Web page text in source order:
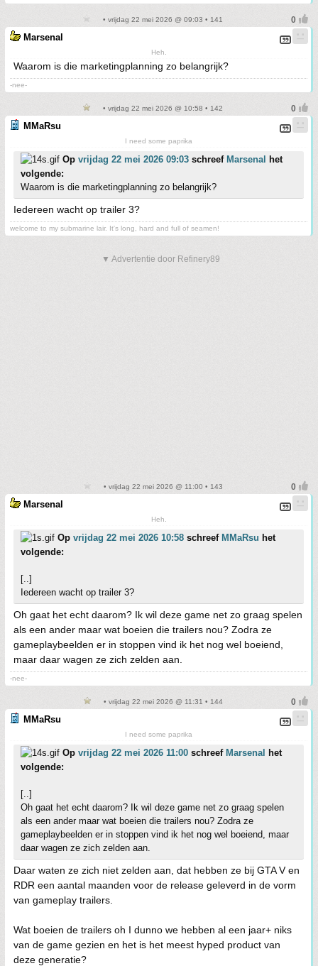
• vrijdag 22 mei 2026 @ 09:03 • 141
Marsenal
Heh.
Waarom is die marketingplanning zo belangrijk?
-nee-
• vrijdag 22 mei 2026 @ 10:58 • 142
MMaRsu
I need some paprika
Op vrijdag 22 mei 2026 09:03 schreef Marsenal
het
volgende:
Waarom is die marketingplanning zo belangrijk?
Iedereen wacht op trailer 3?
welcome to my submarine lair. It's long, hard and full of seamen!
▼ Advertentie door Refinery89
• vrijdag 22 mei 2026 @ 11:00 • 143
Marsenal
Heh.
Op vrijdag 22 mei 2026 10:58 schreef MMaRsu het
volgende:
[..]
Iedereen wacht op trailer 3?
Oh gaat het echt daarom? Ik wil deze game net zo graag spelen
als een ander maar wat boeien die trailers nou? Zodra ze
gameplaybeelden er in stoppen vind ik het nog wel boeiend,
maar daar wagen ze zich zelden aan.
-nee-
• vrijdag 22 mei 2026 @ 11:31 • 144
MMaRsu
I need some paprika
Op vrijdag 22 mei 2026 11:00 schreef Marsenal
het
volgende:
[..]
Oh gaat het echt daarom? Ik wil deze game net zo graag spelen
als een ander maar wat boeien die trailers nou? Zodra ze
gameplaybeelden er in stoppen vind ik het nog wel boeiend, maar
daar wagen ze zich zelden aan.
Daar waten ze zich niet zelden aan, dat hebben ze bij GTA V en
RDR een aantal maanden voor de release geleverd in de vorm
van gameplay trailers.
Wat boeien de trailers oh I dunno we hebben al een jaar+ niks
van de game gezien en het is het meest hyped product van
deze generatie?